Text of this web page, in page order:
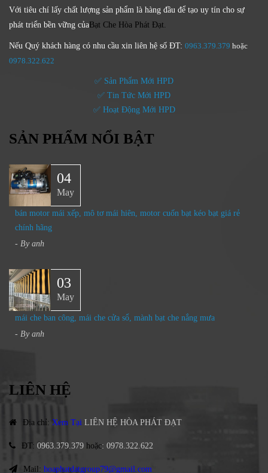
Với tiêu chí lấy chất lượng sản phẩm là hàng đầu để tạo uy tín cho sự
phát triển bền vững củaBạt Che Hòa Phát Đạt.
Nếu Quý khách hàng có nhu cầu xin liên hệ số ĐT: 0963.379.379 hoặc
0978.322.622
✅ Sản Phẩm Mới HPD
✅ Tin Tức Mới HPD
✅ Hoạt Động Mới HPD
SẢN PHẨM NỔI BẬT
04
May
bán motor mái xếp, mô tơ mái hiên, motor cuốn bạt kéo bạt giá rẻ
chính hãng
- By anh
03
May
mái che ban công, mái che cửa sổ, mành bạt che nắng mưa
- By anh
LIÊN HỆ
Địa chỉ: Xem Tại LIÊN HỆ HÒA PHÁT ĐẠT
ĐT: 0963.379.379 hoặc: 0978.322.622
Mail: hoaphatdatgroup79@gmail.com